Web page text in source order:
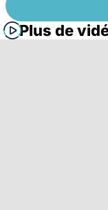
Plus de